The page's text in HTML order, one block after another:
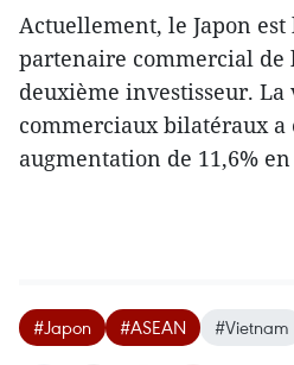
Actuellement, le Japon
partenaire commercial de
deuxième investisseur. La
commerciaux bilatéraux a
augmentation de 11,6%
#Japon #ASEAN #Vietnam